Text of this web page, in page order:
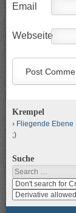
Email
Webseite
Krempel
Fliegende Ebene
;)
Suche
Search
Search
media
for
search
media